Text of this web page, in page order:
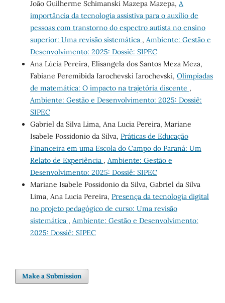
João Guilherme Schimanski Mazepa Mazepa, A
importância da tecnologia assistiva para o auxílio de
pessoas com transtorno do espectro autista no ensino
superior: Uma revisão sistemática , Ambiente: Gestão e
Desenvolvimento: 2025: Dossiê: SIPEC
Ana Lúcia Pereira, Elisangela dos Santos Meza Meza,
Fabiane Peremibida Iarochevski Iarochevski, Olimpíadas
de matemática: O impacto na trajetória discente ,
Ambiente: Gestão e Desenvolvimento: 2025: Dossiê:
SIPEC
Gabriel da Silva Lima, Ana Lucia Pereira, Mariane
Isabele Possidonio da Silva, Práticas de Educação
Financeira em uma Escola do Campo do Paraná: Um
Relato de Experiência , Ambiente: Gestão e
Desenvolvimento: 2025: Dossiê: SIPEC
Mariane Isabele Possidonio da Silva, Gabriel da Silva
Lima, Ana Lucia Pereira, Presença da tecnologia digital
no projeto pedagógico de curso: Uma revisão
sistemática , Ambiente: Gestão e Desenvolvimento:
2025: Dossiê: SIPEC
Make a Submission